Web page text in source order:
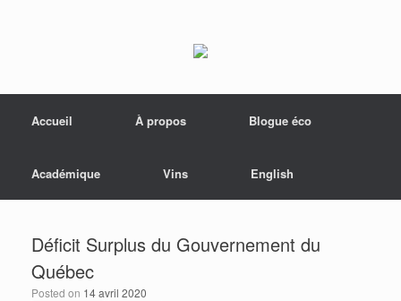
Accueil
À propos Blogue éco
Académique Vins English
Déficit Surplus du Gouvernement du
Québec
Posted on 14 avril 2020